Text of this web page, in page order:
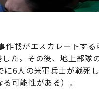
戦がエスカレートする
た。その後、地上部隊
6人の米軍兵士が戦死
可能性がある）。